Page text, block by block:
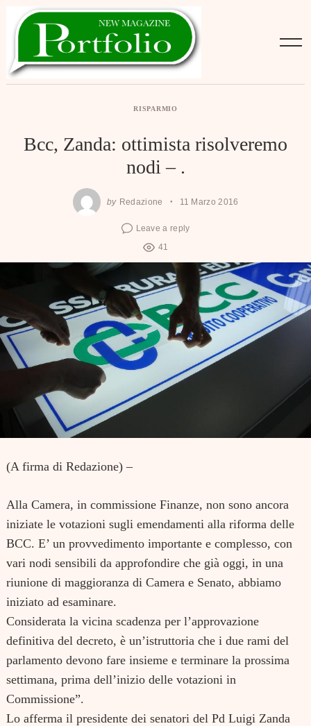
RISPARMIO
Bcc, Zanda: ottimista risolveremo
nodi – .
by Redazione 11 Marzo 2016
Leave a reply
41
(A firma di Redazione) –
Alla Camera, in commissione Finanze, non sono ancora
iniziate le votazioni sugli emendamenti alla riforma delle
BCC. E’ un provvedimento importante e complesso, con
vari nodi sensibili da approfondire che già oggi, in una
riunione di maggioranza di Camera e Senato, abbiamo
iniziato ad esaminare.
Considerata la vicina scadenza per l’approvazione
definitiva del decreto, è un’istruttoria che i due rami del
parlamento devono fare insieme e terminare la prossima
settimana, prima dell’inizio delle votazioni in
Commissione”.
Lo afferma il presidente dei senatori del Pd Luigi Zanda